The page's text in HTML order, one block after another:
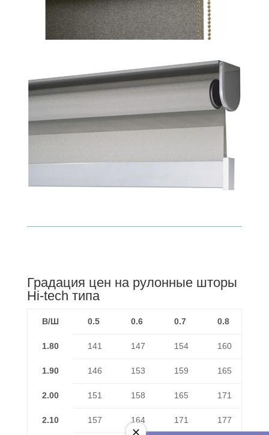
Градация цен на рулонные шторы
Hi-tech типа
B/Ш 0.5 0.6 0.7 0.8
1.80 141 147 154 160
1.90 146 153 159 165
2.00 151 158 165 171
2.10 157 164 171 177